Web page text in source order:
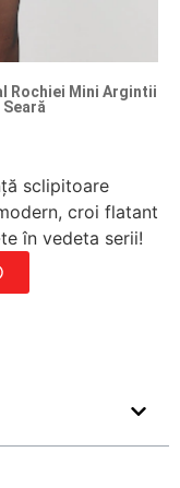
Rochiei Mini Argintii
sclipitoare
croi flatant
în vedeta serii!